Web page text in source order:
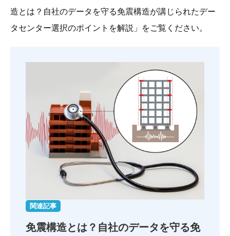
造とは？自社のデータを守る免震構造が講じられたデー
タセンター選択のポイントを解説」をご覧ください。
関連記事
免震構造とは？ 自社のデータを守る免